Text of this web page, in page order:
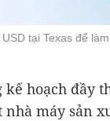
tại Texas để
kế hoạch đầy
máy sản